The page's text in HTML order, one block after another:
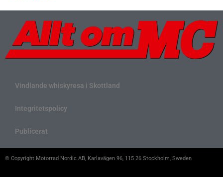
Vindlande whiskyresa i Skottland
Integritetspolicy
Publicerat
© Copyright Motorrad Nordic AB, Karlavägen 96, 115 26 Stockholm, Sweden